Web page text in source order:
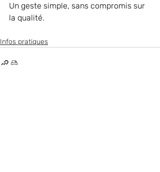
Un geste simple, sans compromis sur
la qualité.
Infos pratiques